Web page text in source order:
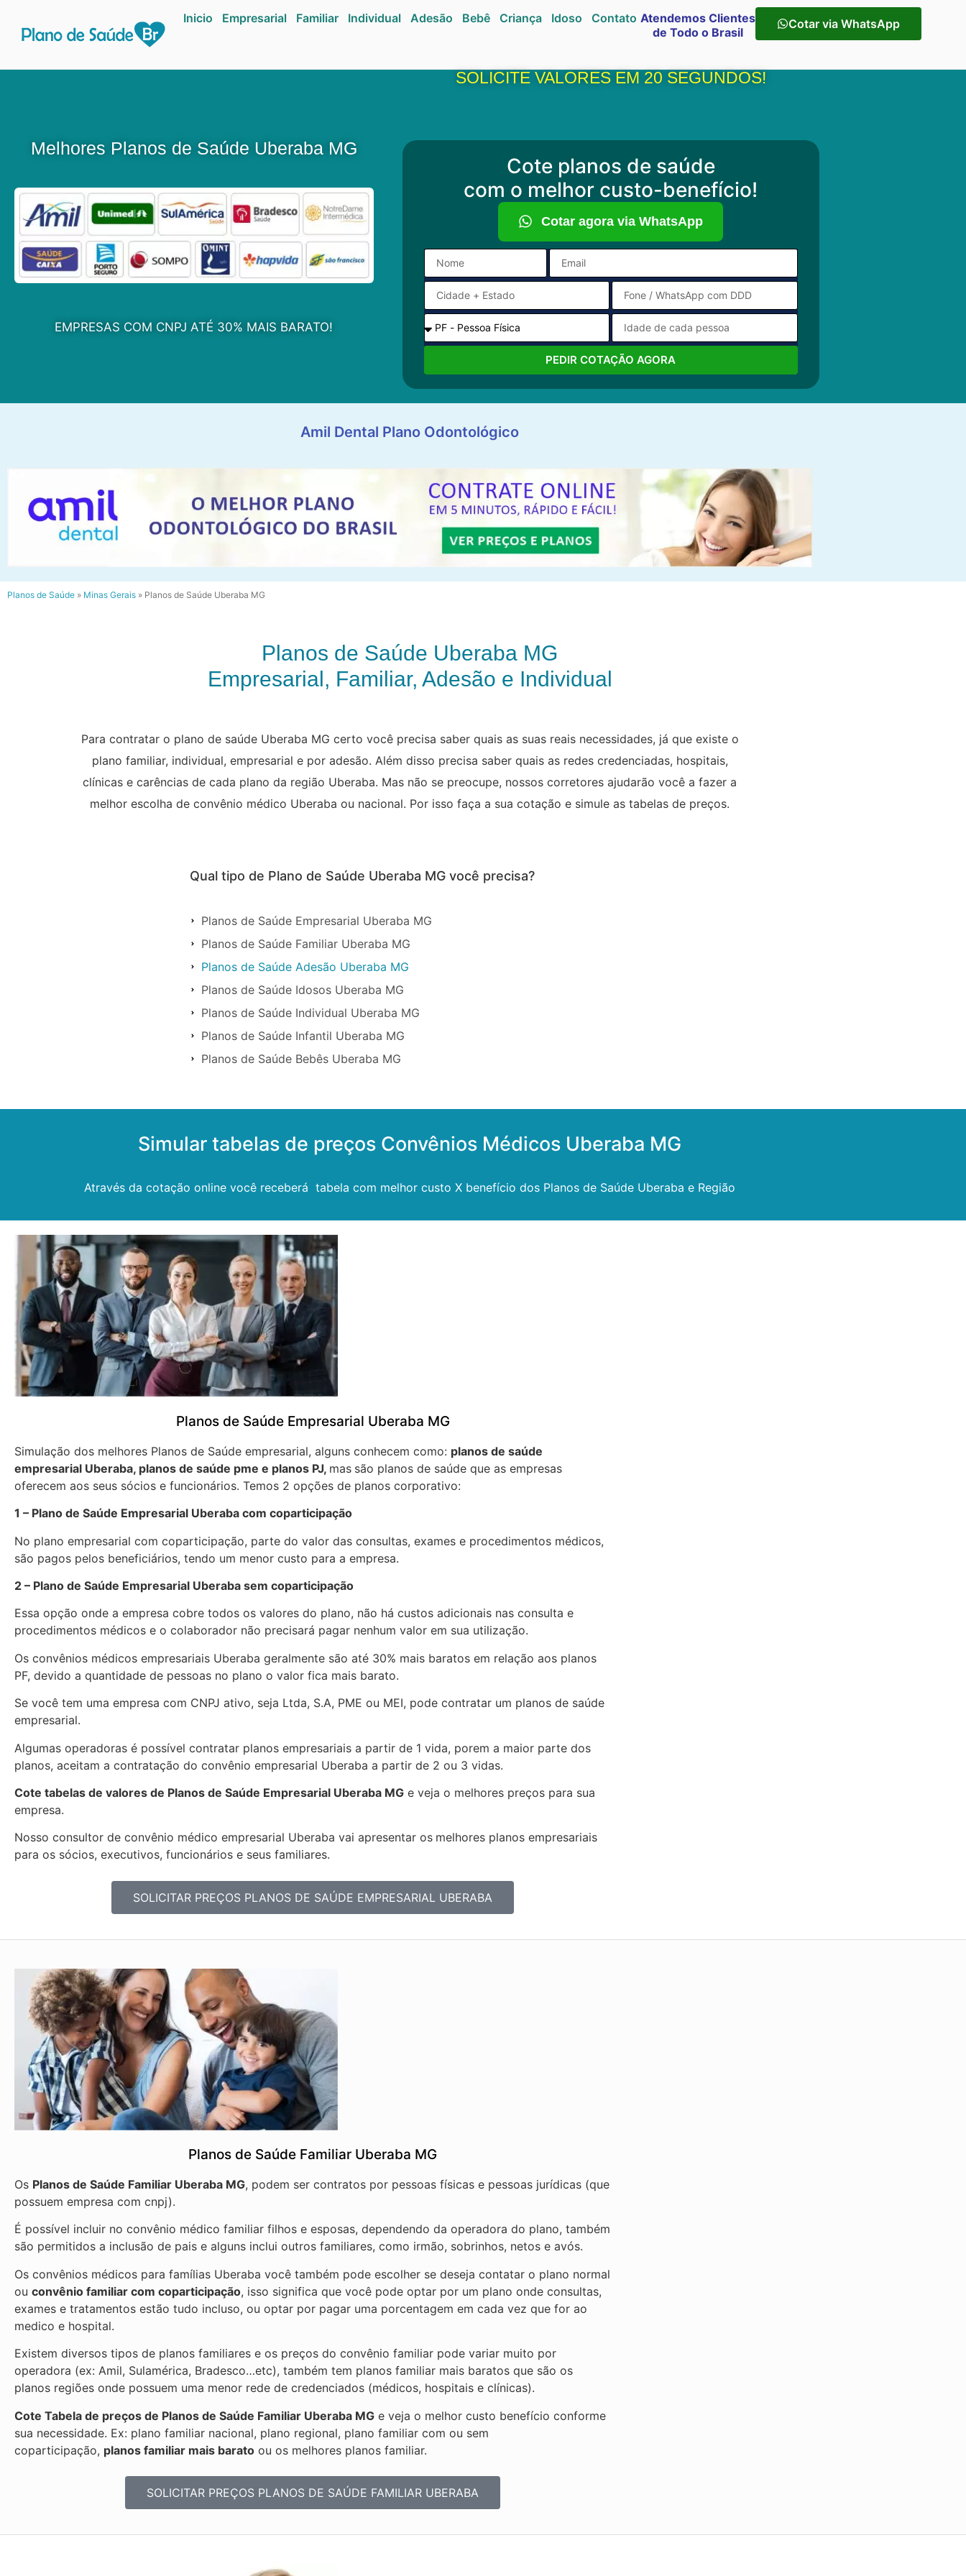
Inicio Empresarial Familiar Individual Adesão Bebê Criança Idoso Contato Atendemos Clientes
de Todo o Brasil
Cotar via WhatsApp
Melhores Planos de Saúde Uberaba MG
EMPRESAS COM CNPJ ATÉ 30% MAIS BARATO!
SOLICITE VALORES EM 20 SEGUNDOS!
Cote planos de saúde
com o melhor custo-benefício!
Cotar agora via WhatsApp
PEDIR COTAÇÃO AGORA
Amil Dental Plano Odontológico
Planos de Saúde » Minas Gerais » Planos de Saúde Uberaba MG
Planos de Saúde Uberaba MG
Empresarial, Familiar, Adesão e Individual
Para contratar o plano de saúde Uberaba MG certo você precisa saber quais as suas reais necessidades, já que existe o
plano familiar, individual, empresarial e por adesão. Além disso precisa saber quais as redes credenciadas, hospitais,
clínicas e carências de cada plano da região Uberaba. Mas não se preocupe, nossos corretores ajudarão você a fazer a
melhor escolha de convênio médico Uberaba ou nacional. Por isso faça a sua cotação e simule as tabelas de preços.
Qual tipo de Plano de Saúde Uberaba MG você precisa?
Planos de Saúde Empresarial Uberaba MG
Planos de Saúde Familiar Uberaba MG
Planos de Saúde Adesão Uberaba MG
Planos de Saúde Idosos Uberaba MG
Planos de Saúde Individual Uberaba MG
Planos de Saúde Infantil Uberaba MG
Planos de Saúde Bebês Uberaba MG
Simular tabelas de preços Convênios Médicos Uberaba MG
Através da cotação online você receberá tabela com melhor custo X benefício dos Planos de Saúde Uberaba e Região
Planos de Saúde Empresarial Uberaba MG
Simulação dos melhores Planos de Saúde empresarial, alguns conhecem como: planos de saúde
empresarial Uberaba, planos de saúde pme e planos PJ, mas são planos de saúde que as empresas
oferecem aos seus sócios e funcionários. Temos 2 opções de planos corporativo:
1 – Plano de Saúde Empresarial Uberaba com coparticipação
No plano empresarial com coparticipação, parte do valor das consultas, exames e procedimentos médicos,
são pagos pelos beneficiários, tendo um menor custo para a empresa.
2 – Plano de Saúde Empresarial Uberaba sem coparticipação
Essa opção onde a empresa cobre todos os valores do plano, não há custos adicionais nas consulta e
procedimentos médicos e o colaborador não precisará pagar nenhum valor em sua utilização.
Os convênios médicos empresariais Uberaba geralmente são até 30% mais baratos em relação aos planos
PF, devido a quantidade de pessoas no plano o valor fica mais barato.
Se você tem uma empresa com CNPJ ativo, seja Ltda, S.A, PME ou MEI, pode contratar um planos de saúde
empresarial.
Algumas operadoras é possível contratar planos empresariais a partir de 1 vida, porem a maior parte dos
planos, aceitam a contratação do convênio empresarial Uberaba a partir de 2 ou 3 vidas.
Cote tabelas de valores de Planos de Saúde Empresarial Uberaba MG e veja o melhores preços para sua
empresa.
Nosso consultor de convênio médico empresarial Uberaba vai apresentar os melhores planos empresariais
para os sócios, executivos, funcionários e seus familiares.
SOLICITAR PREÇOS PLANOS DE SAÚDE EMPRESARIAL UBERABA
Planos de Saúde Familiar Uberaba MG
Os Planos de Saúde Familiar Uberaba MG, podem ser contratos por pessoas físicas e pessoas jurídicas (que
possuem empresa com cnpj).
É possível incluir no convênio médico familiar filhos e esposas, dependendo da operadora do plano, também
são permitidos a inclusão de pais e alguns inclui outros familiares, como irmão, sobrinhos, netos e avós.
Os convênios médicos para famílias Uberaba você também pode escolher se deseja contatar o plano normal
ou convênio familiar com coparticipação, isso significa que você pode optar por um plano onde consultas,
exames e tratamentos estão tudo incluso, ou optar por pagar uma porcentagem em cada vez que for ao
medico e hospital.
Existem diversos tipos de planos familiares e os preços do convênio familiar pode variar muito por
operadora (ex: Amil, Sulamérica, Bradesco…etc), também tem planos familiar mais baratos que são os
planos regiões onde possuem uma menor rede de credenciados (médicos, hospitais e clínicas).
Cote Tabela de preços de Planos de Saúde Familiar Uberaba MG e veja o melhor custo benefício conforme
sua necessidade. Ex: plano familiar nacional, plano regional, plano familiar com ou sem
coparticipação, planos familiar mais barato ou os melhores planos familiar.
SOLICITAR PREÇOS PLANOS DE SAÚDE FAMILIAR UBERABA